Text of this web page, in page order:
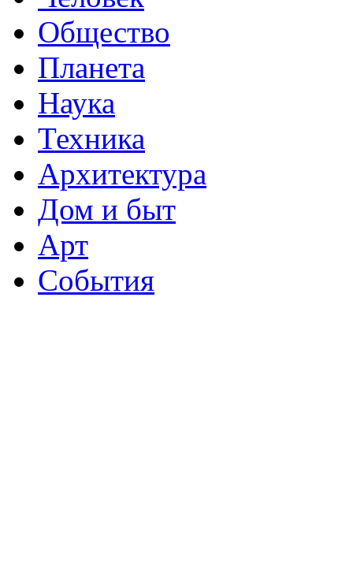
Общество
Планета
Наука
Техника
Архитектура
Дом и быт
Арт
События